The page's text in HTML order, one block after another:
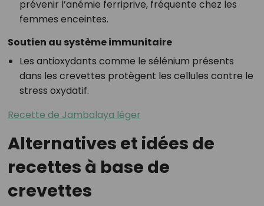
prévenir l’anémie ferriprive, fréquente chez les
femmes enceintes.
Soutien au système immunitaire
Les antioxydants comme le sélénium présents
dans les crevettes protègent les cellules contre le
stress oxydatif.
Recette de Jambalaya léger
Alternatives et idées de
recettes à base de
crevettes